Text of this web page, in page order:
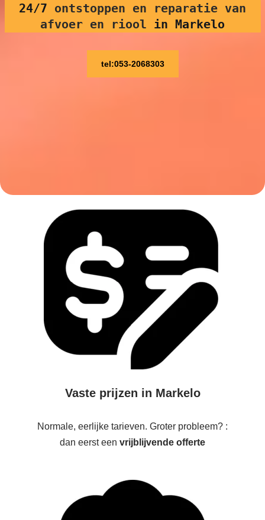
24/7 ontstoppen en reparatie van
afvoer en riool in Markelo
tel:053-2068303
Vaste prijzen in Markelo
Normale, eerlijke tarieven. Groter probleem? :
dan eerst een vrijblijvende offerte